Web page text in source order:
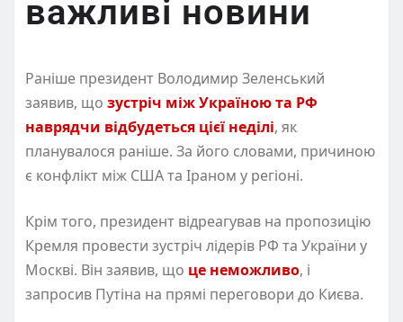
важливі новини
Раніше президент Володимир Зеленський
заявив, що зустріч між Україною та РФ
наврядчи відбудеться цієї неділі, як
планувалося раніше. За його словами, причиною
є конфлікт між США та Іраном у регіоні.
Крім того, президент відреагував на пропозицію
Кремля провести зустріч лідерів РФ та України у
Москві. Він заявив, що це неможливо, і
запросив Путіна на прямі переговори до Києва.